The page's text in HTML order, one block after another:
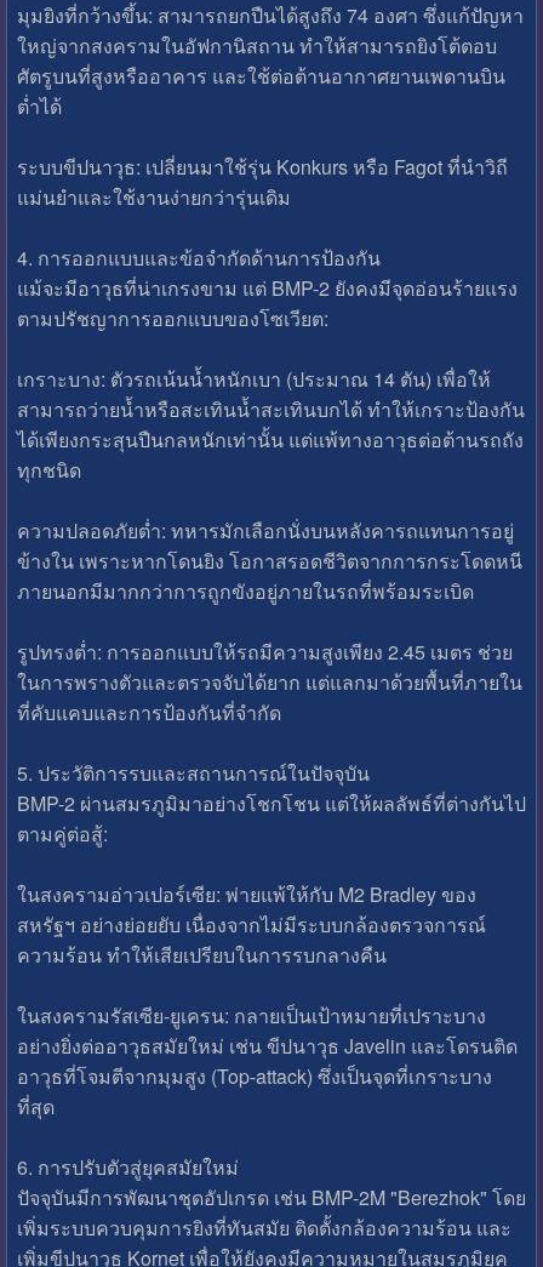
มุมยิงที่กว้างขึ้น: สามารถยกปืนได้สูงถึง 74 องศา ซึ่งแก้ปัญหา
ใหญ่จากสงครามในอัฟกานิสถาน ทำให้สามารถยิงโต้ตอบ
ศัตรูบนที่สูงหรืออาคาร และใช้ต่อต้านอากาศยานเพดานบิน
ต่ำได้
ระบบขีปนาวุธ: เปลี่ยนมาใช้รุ่น Konkurs หรือ Fagot ที่นำวิถี
แม่นยำและใช้งานง่ายกว่ารุ่นเดิม
4. การออกแบบและข้อจำกัดด้านการป้องกัน
แม้จะมีอาวุธที่น่าเกรงขาม แต่ BMP-2 ยังคงมีจุดอ่อนร้ายแรง
ตามปรัชญาการออกแบบของโซเวียต:
เกราะบาง: ตัวรถเน้นน้ำหนักเบา (ประมาณ 14 ตัน) เพื่อให้
สามารถว่ายน้ำหรือสะเทินน้ำสะเทินบกได้ ทำให้เกราะป้องกัน
ได้เพียงกระสุนปืนกลหนักเท่านั้น แต่แพ้ทางอาวุธต่อต้านรถถัง
ทุกชนิด
ความปลอดภัยต่ำ: ทหารมักเลือกนั่งบนหลังคารถแทนการอยู่
ข้างใน เพราะหากโดนยิง โอกาสรอดชีวิตจากการกระโดดหนี
ภายนอกมีมากกว่าการถูกขังอยู่ภายในรถที่พร้อมระเบิด
รูปทรงต่ำ: การออกแบบให้รถมีความสูงเพียง 2.45 เมตร ช่วย
ในการพรางตัวและตรวจจับได้ยาก แต่แลกมาด้วยพื้นที่ภายใน
ที่คับแคบและการป้องกันที่จำกัด
5. ประวัติการรบและสถานการณ์ในปัจจุบัน
BMP-2 ผ่านสมรภูมิมาอย่างโชกโชน แต่ให้ผลลัพธ์ที่ต่างกันไป
ตามคู่ต่อสู้:
ในสงครามอ่าวเปอร์เซีย: พ่ายแพ้ให้กับ M2 Bradley ของ
สหรัฐฯ อย่างย่อยยับ เนื่องจากไม่มีระบบกล้องตรวจการณ์
ความร้อน ทำให้เสียเปรียบในการรบกลางคืน
ในสงครามรัสเซีย-ยูเครน: กลายเป็นเป้าหมายที่เปราะบาง
อย่างยิ่งต่ออาวุธสมัยใหม่ เช่น ขีปนาวุธ Javelin และโดรนติด
อาวุธที่โจมตีจากมุมสูง (Top-attack) ซึ่งเป็นจุดที่เกราะบาง
ที่สุด
6. การปรับตัวสู่ยุคสมัยใหม่
ปัจจุบันมีการพัฒนาชุดอัปเกรด เช่น BMP-2M "Berezhok" โดย
เพิ่มระบบควบคุมการยิงที่ทันสมัย ติดตั้งกล้องความร้อน และ
เพิ่มขีปนาวุธ Kornet เพื่อให้ยังคงมีความหมายในสมรภูมิยุค